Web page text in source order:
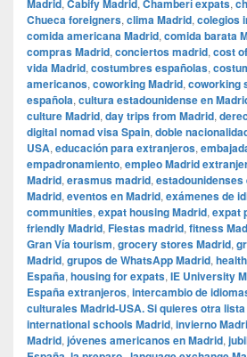
Madrid, Cabify Madrid, Chamberí expats,
Chueca foreigners, clima Madrid, colegios
comida americana Madrid, comida barata
compras Madrid, conciertos madrid, cost
vida Madrid, costumbres españolas,
americanos, coworking Madrid, coworking
española, cultura estadounidense en
culture Madrid, day trips from Madrid,
digital nomad visa Spain, doble
USA, educación para extranjeros,
empadronamiento, empleo Madrid
Madrid, erasmus madrid, estadounidenses
Madrid, eventos en Madrid, exámenes de
communities, expat housing Madrid, expat
friendly Madrid, Fiestas madrid, fitness
Gran Vía tourism, grocery stores Madrid,
Madrid, grupos de WhatsApp Madrid,
España, housing for expats, IE University
España extranjeros, intercambio de
culturales Madrid-USA. Si quieres otra
international schools Madrid, invierno
Madrid, jóvenes americanos en Madrid,